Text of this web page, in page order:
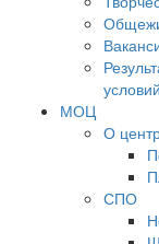
МОЦ
О
СПО